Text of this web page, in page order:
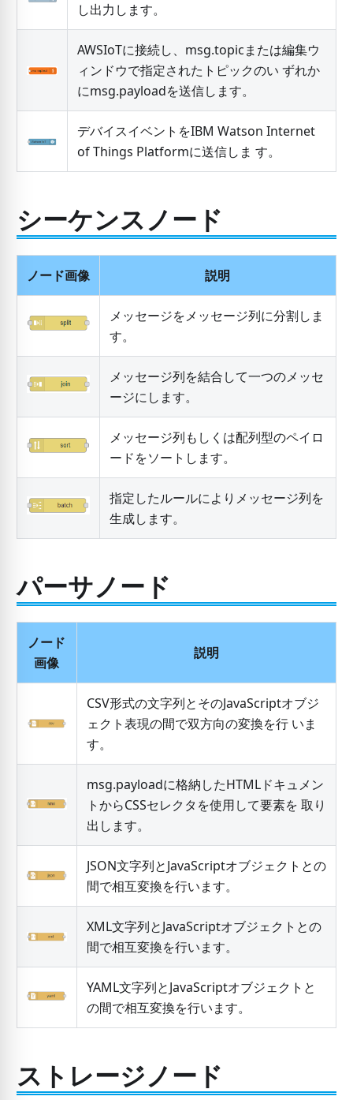
し出力します。
AWSIoTに接続し、msg.topicまたは編集ウ
ィンドウで指定されたトピックのい ずれか
にmsg.payloadを送信します。
デバイスイベントをIBM Watson Internet
of Things Platformに送信しま す。
シーケンスノード
ノード画像 説明
メッセージをメッセージ列に分割しま
す。
メッセージ列を結合して一つのメッセ
ージにします。
メッセージ列もしくは配列型のペイロ
ードをソートします。
指定したルールによりメッセージ列を
生成します。
パーサノード
ノード
画像
説明
CSV形式の文字列とそのJavaScriptオブジ
ェクト表現の間で双方向の変換を行 いま
す。
msg.payloadに格納したHTMLドキュメン
トからCSSセレクタを使用して要素を 取り
出します。
JSON文字列とJavaScriptオブジェクトとの
間で相互変換を行います。
XML文字列とJavaScriptオブジェクトとの
間で相互変換を行います。
YAML文字列とJavaScriptオブジェクトと
の間で相互変換を行います。
ストレージノード